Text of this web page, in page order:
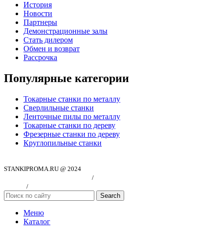
История
Новости
Партнеры
Демонстрационные залы
Стать дилером
Обмен и возврат
Рассрочка
Популярные категории
Токарные станки по металлу
Сверлильные станки
Ленточные пилы по металлу
Токарные станки по дереву
Фрезерные станки по дереву
Круглопильные станки
STANKIPROMA.RU @ 2024
/
/
Search
Меню
Каталог